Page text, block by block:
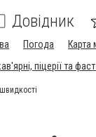
Довідник
Погода Карта
піцерії та